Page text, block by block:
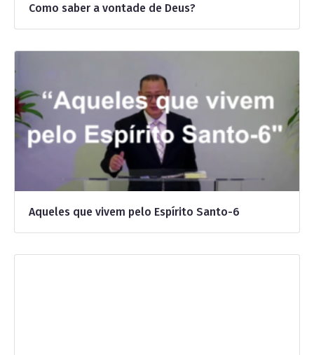
Como saber a vontade de Deus?
Aqueles que vivem pelo Espírito Santo-6